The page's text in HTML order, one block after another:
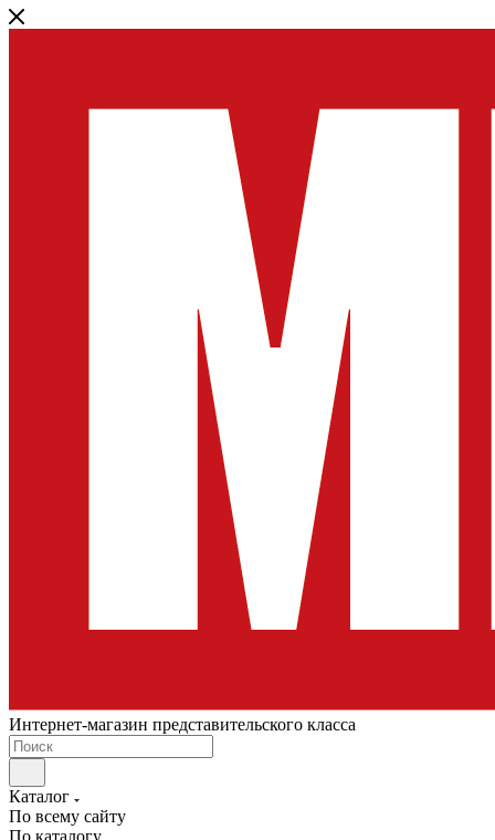
Интернет-магазин представительского класса
Каталог
По всему сайту
По каталогу